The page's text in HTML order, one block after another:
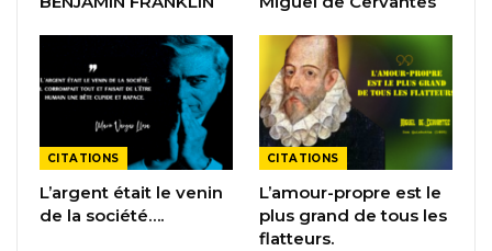
CITATIONS
L’argent était le venin
de la société….
CITATIONS
L’amour-propre est le
plus grand de tous les
flatteurs.